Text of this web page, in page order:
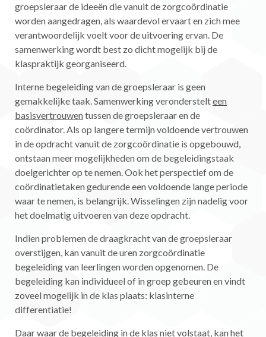
groepsleraar de ideeën die vanuit de zorgcoördinatie
worden aangedragen, als waardevol ervaart en zich mee
verantwoordelijk voelt voor de uitvoering ervan. De
samenwerking wordt best zo dicht mogelijk bij de
klaspraktijk georganiseerd.
Interne begeleiding van de groepsleraar is geen
gemakkelijke taak. Samenwerking veronderstelteen
basisvertrouwentussen de groepsleraar en de
coördinator. Als op langere termijn voldoende vertrouwen
in de opdracht vanuit de zorgcoördinatie is opgebouwd,
ontstaan meer mogelijkheden om de begeleidingstaak
doelgerichter op te nemen. Ook het perspectief om de
coördinatietaken gedurende een voldoende lange periode
waar te nemen, is belangrijk. Wisselingen zijn nadelig voor
het doelmatig uitvoeren van deze opdracht.
Indien problemen de draagkracht van de groepsleraar
overstijgen, kan vanuit de uren zorgcoördinatie
begeleiding van leerlingen worden opgenomen. De
begeleiding kan individueel of in groep gebeuren en vindt
zoveel mogelijk in de klas plaats: klasinterne
differentiatie!
Daar waar de begeleiding in de klas niet volstaat, kan het